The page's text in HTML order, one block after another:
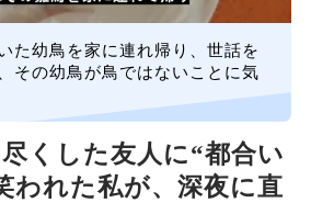
た幼鳥を家に連れ帰り、世話を
その幼鳥が鳥ではないことに気
くした友人に“都合い
われた私が、深夜に直